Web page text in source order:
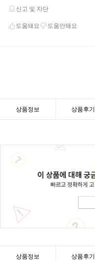
상품정보 상품후기
상품정보 상품후기